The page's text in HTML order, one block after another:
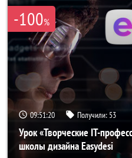
-100%
09:51:19 Получили: 53
Урок «Творческие IT-
школы дизайна Easydesi